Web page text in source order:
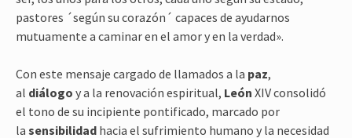
pastores ´según su corazón´ capaces de ayudarnos
mutuamente a caminar en el amor y en la verdad».
Con este mensaje cargado de llamados a la paz,
al diálogo y a la renovación espiritual, León XIV consolidó
el tono de su incipiente pontificado, marcado por
la sensibilidad hacia el sufrimiento humano y la necesidad